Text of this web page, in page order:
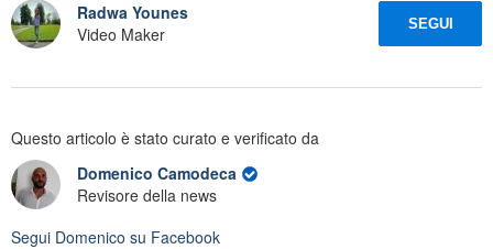
Radwa Younes
Video Maker
SEGUI
Questo articolo è stato curato e verificato da
Domenico Camodeca
Revisore della news
Segui Domenico su Facebook